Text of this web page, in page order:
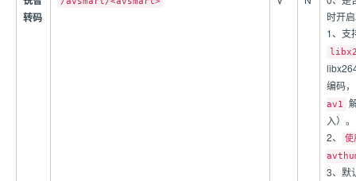
转码
时开
1、支
编码
av1
入）。
2、
3、默